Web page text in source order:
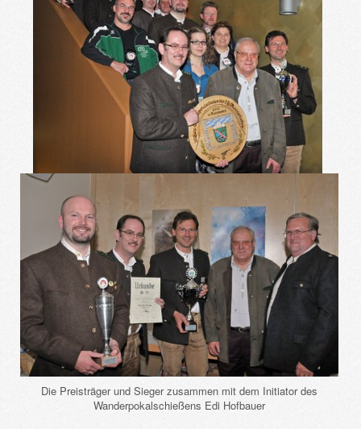
Die Preisträger und Sieger zusammen mit dem Initiator des
Wanderpokalschießens Edi Hofbauer